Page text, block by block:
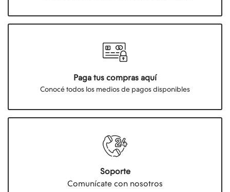
Paga tus compras aquí
Conocé todos los medios de pagos disponibles
Soporte
Comunícate con nosotros